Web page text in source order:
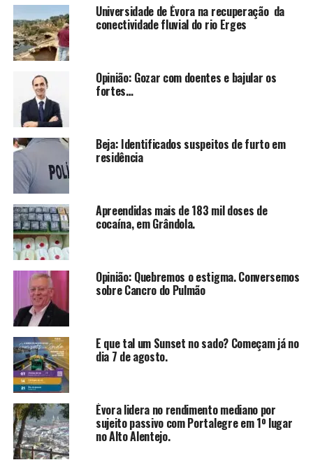
Universidade de Évora na recuperação da
conectividade fluvial do rio Erges
Opinião: Gozar com doentes e bajular os
fortes…
Beja: Identificados suspeitos de furto em
residência
Apreendidas mais de 183 mil doses de
cocaína, em Grândola.
Opinião: Quebremos o estigma. Conversemos
sobre Cancro do Pulmão
E que tal um Sunset no sado? Começam já no
dia 7 de agosto.
Évora lidera no rendimento mediano por
sujeito passivo com Portalegre em 1º lugar
no Alto Alentejo.